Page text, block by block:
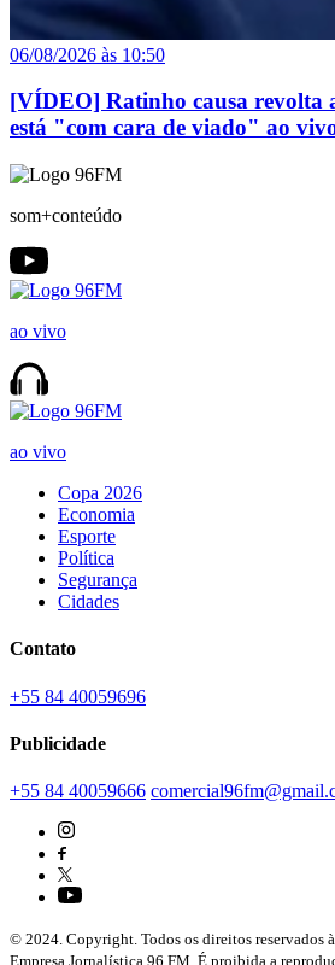
06/08/2026 às 10:50
[VÍDEO] Ratinho causa revolta
está "com cara de viado" ao
som+conteúdo
ao vivo
ao vivo
Copa 2026
Economia
Esporte
Política
Segurança
Cidades
Contato
+55 84 40059696
Publicidade
+55 84 40059666
© 2024. Copyright. Todos os direitos reservados
Empresa Jornalística 96 FM. É proibida a